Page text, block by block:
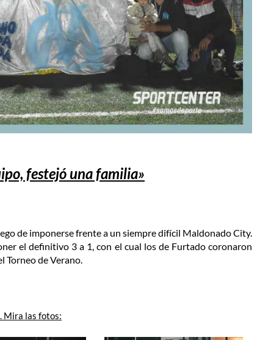
festejó una familia»
de imponerse frente a un siempre difícil Maldonado City.
el definitivo 3 a 1, con el cual los de Furtado coronaron
Torneo de Verano.
Mira las fotos: